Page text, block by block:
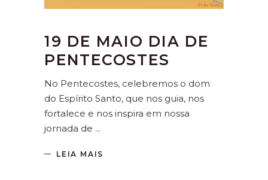
19 DE MAIO DIA DE
PENTECOSTES
No Pentecostes, celebremos o dom
do Espírito Santo, que nos guia, nos
fortalece e nos inspira em nossa
jornada de
LEIA MAIS